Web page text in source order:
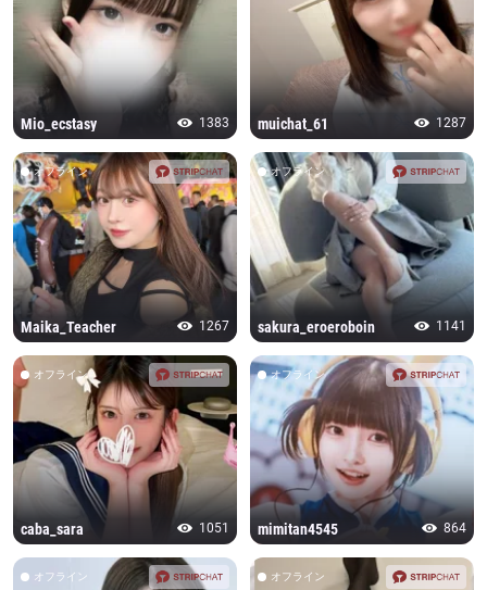
1383
Mio_ecstasy 1287
muichat_61
オフライン
1267
Maika_Teacher
オフライン
1141
sakura_eroeroboin
オフライン
1051
caba_sara
オフライン
864
mimitan4545
オフライン オフライン